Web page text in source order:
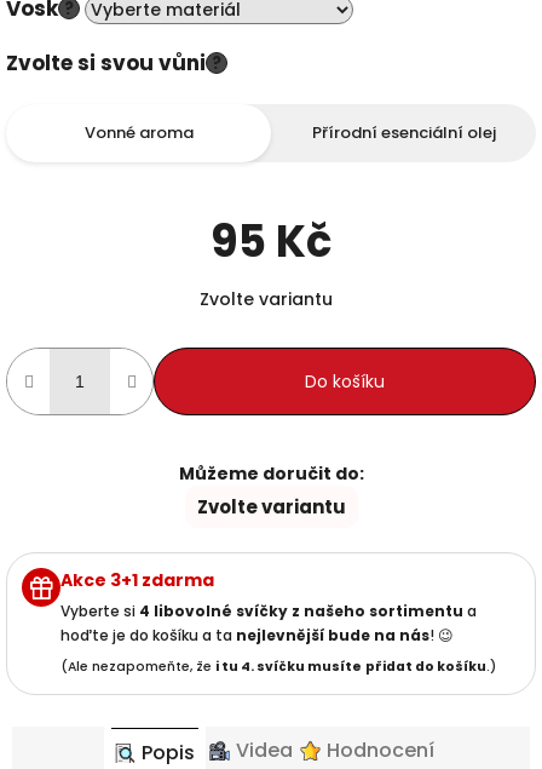
Vosk ?
Zvolte si svou vůni ?
Vonné aroma Přírodní esenciální olej
95 Kč
Zvolte variantu
Do košíku
Můžeme doručit do:
Zvolte variantu
Akce 3+1 zdarma
Vyberte si 4 libovolné svíčky z našeho sortimentu a
hoďte je do košíku a ta nejlevnější bude na nás! 😉
(Ale nezapomeňte, že i tu 4. svíčku musíte přidat do košíku.)
Popis Videa Hodnocení